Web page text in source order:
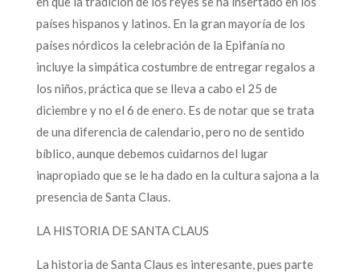
países hispanos y latinos. En la gran mayoría de los
países nórdicos la celebración de la Epifanía no
incluye la simpática costumbre de entregar regalos a
los niños, práctica que se lleva a cabo el 25 de
diciembre y no el 6 de enero. Es de notar que se trata
de una diferencia de calendario, pero no de sentido
bíblico, aunque debemos cuidarnos del lugar
inapropiado que se le ha dado en la cultura sajona a la
presencia de Santa Claus.
LA HISTORIA DE SANTA CLAUS
La historia de Santa Claus es interesante, pues parte